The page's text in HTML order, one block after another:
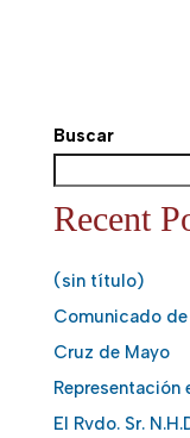
Buscar
Recent
(sin título)
Comunicado
Cruz de Mayo
Representación
El Rvdo. Sr.